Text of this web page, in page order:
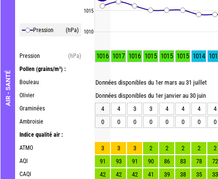
AIR - SANTÉ
Pression (hPa)
Pression
(hPa)
Pollen (grains/m³) :
Bouleau
Olivier
Graminées
Ambroisie
Indice qualité air :
ATMO
AQI
CAQI
1015
1010
1016 1017 1016 1015 1015 1015 1014
Données disponibles du 1er mars au 31 juillet
Données disponibles du 1er janvier au 30 juin
4
4 3 3 4 4 4
4
0
0 0 0 0 0 0 0
3 3 3 2 2 2 2
2
91
93 91 90 86 83 78
72
42
42 42 41 39 38 35 33